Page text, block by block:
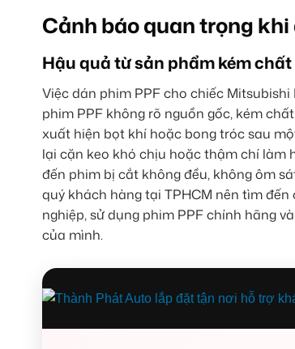
Cảnh báo quan trọng
Hậu quả từ sản phẩm kém
Việc dán phim PPF cho chiếc
phim PPF không rõ nguồn gốc, kém
xuất hiện bọt khí hoặc bong tróc sau
lại cặn keo khó chịu hoặc thậm chí làm
đến phim bị cắt không đều, không ôm
quý khách hàng tại TPHCM nên tìm
nghiệp, sử dụng phim PPF chính hãng
của mình.